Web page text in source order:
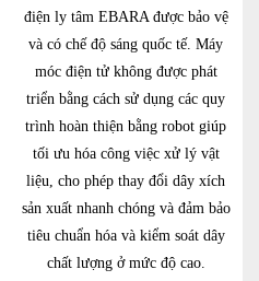
điện ly tâm EBARA được bảo vệ
và có chế độ sáng quốc tế. Máy
móc điện tử không được phát
triển bằng cách sử dụng các quy
trình hoàn thiện bằng robot giúp
tối ưu hóa công việc xử lý vật
liệu, cho phép thay đổi dây xích
sản xuất nhanh chóng và đảm bảo
tiêu chuẩn hóa và kiểm soát dây
chất lượng ở mức độ cao.